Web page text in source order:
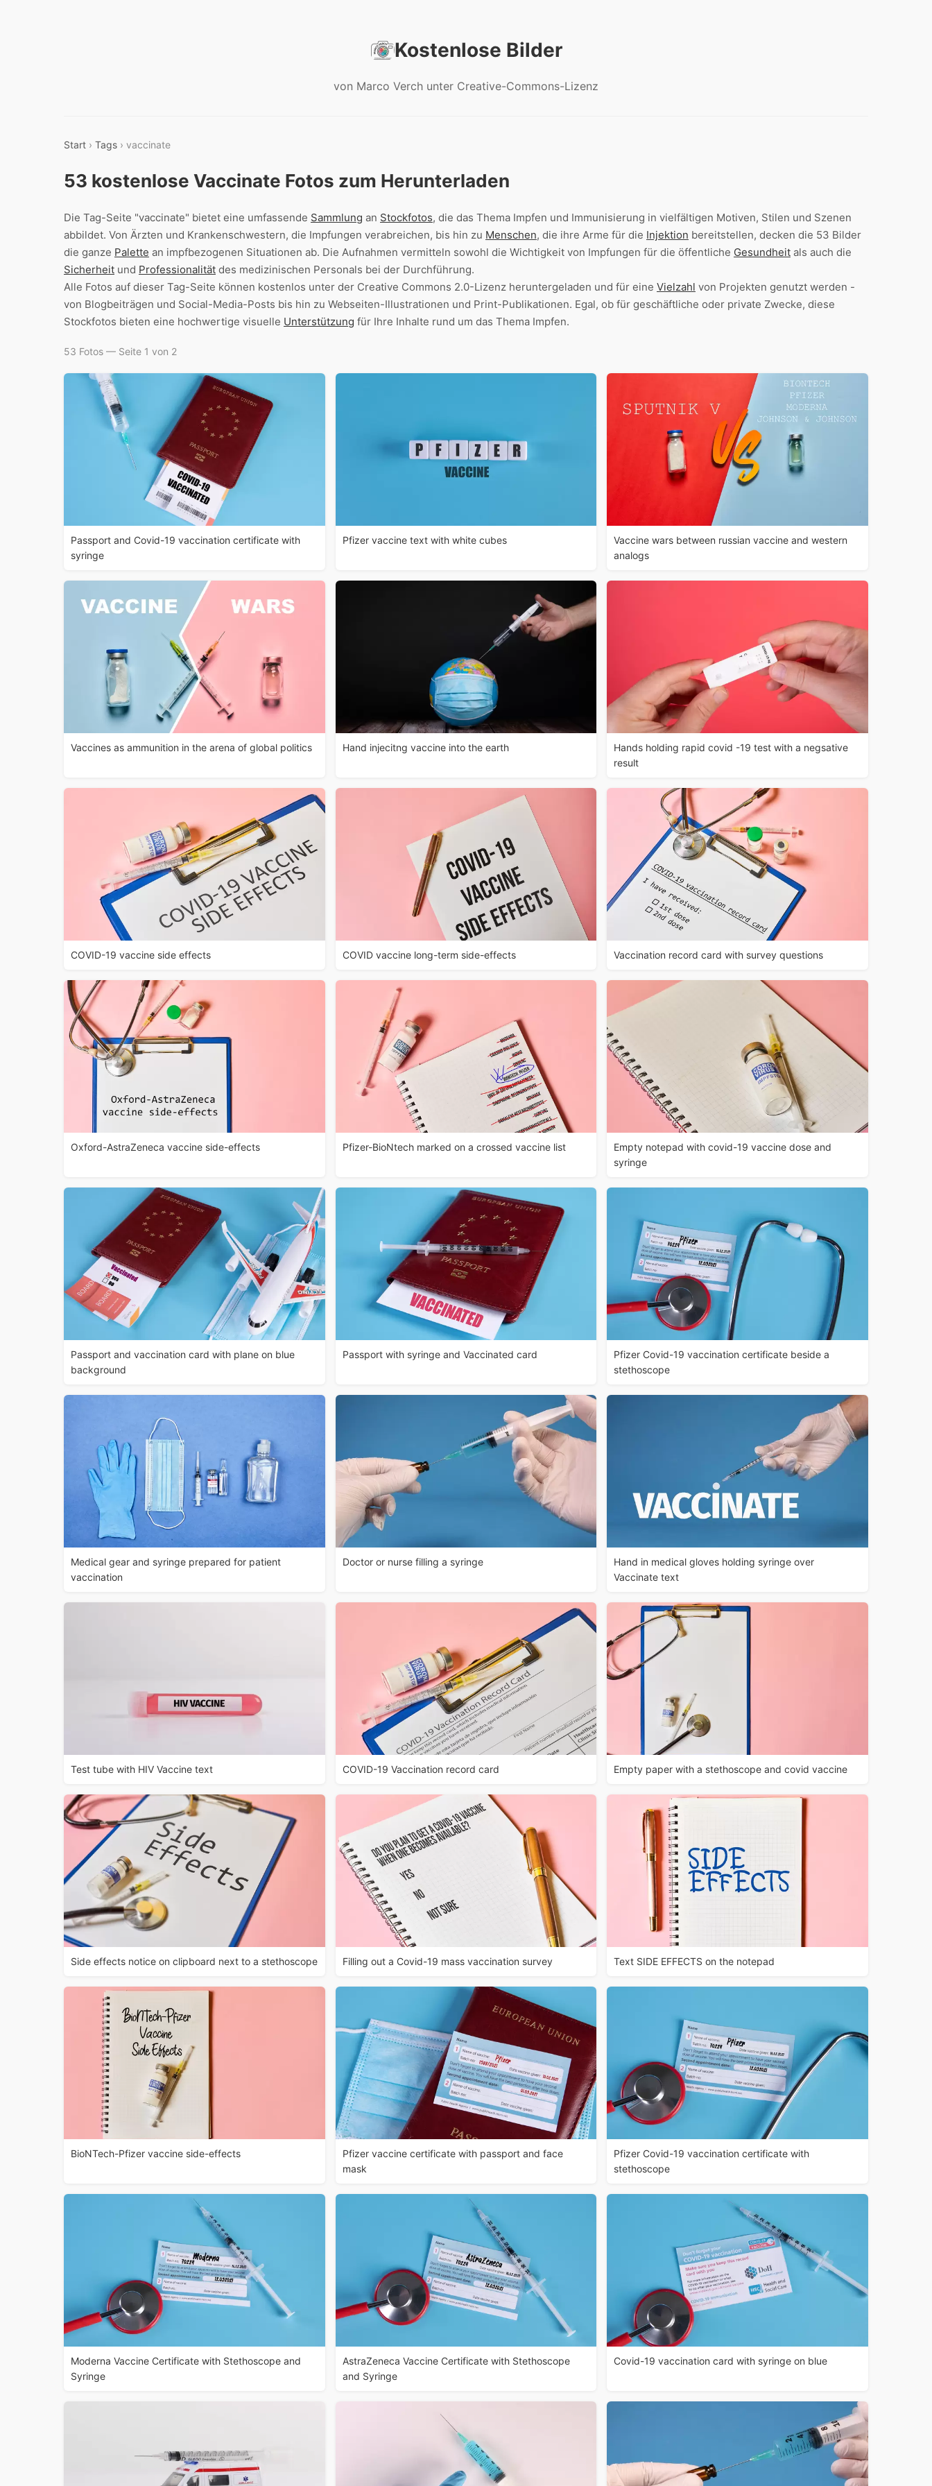
Kostenlose Bilder
von Marco Verch unter Creative-Commons-Lizenz
Start › Tags › vaccinate
53 kostenlose Vaccinate Fotos zum Herunterladen
Die Tag-Seite "vaccinate" bietet eine umfassende Sammlung an Stockfotos, die das Thema Impfen und Immunisierung in vielfältigen Motiven, Stilen und Szenen
abbildet. Von Ärzten und Krankenschwestern, die Impfungen verabreichen, bis hin zu Menschen, die ihre Arme für die Injektion bereitstellen, decken die 53 Bilder
die ganze Palette an impfbezogenen Situationen ab. Die Aufnahmen vermitteln sowohl die Wichtigkeit von Impfungen für die öffentliche Gesundheit als auch die
Sicherheit und Professionalität des medizinischen Personals bei der Durchführung.
Alle Fotos auf dieser Tag-Seite können kostenlos unter der Creative Commons 2.0-Lizenz heruntergeladen und für eine Vielzahl von Projekten genutzt werden -
von Blogbeiträgen und Social-Media-Posts bis hin zu Webseiten-Illustrationen und Print-Publikationen. Egal, ob für geschäftliche oder private Zwecke, diese
Stockfotos bieten eine hochwertige visuelle Unterstützung für Ihre Inhalte rund um das Thema Impfen.
53 Fotos — Seite 1 von 2
Passport and Covid-19 vaccination certificate with
syringe
Pfizer vaccine text with white cubes
Vaccine wars between russian vaccine and western
analogs
Vaccines as ammunition in the arena of global politics Hand injecitng vaccine into the earth
Hands holding rapid covid -19 test with a negsative
result
COVID-19 vaccine side effects COVID vaccine long-term side-effects Vaccination record card with survey questions
Oxford-AstraZeneca vaccine side-effects Pfizer-BioNtech marked on a crossed vaccine list
Empty notepad with covid-19 vaccine dose and
syringe
Passport and vaccination card with plane on blue
background
Passport with syringe and Vaccinated card
Pfizer Covid-19 vaccination certificate beside a
stethoscope
Medical gear and syringe prepared for patient
vaccination
Doctor or nurse filling a syringe
Hand in medical gloves holding syringe over
Vaccinate text
Test tube with HIV Vaccine text COVID-19 Vaccination record card Empty paper with a stethoscope and covid vaccine
Side effects notice on clipboard next to a stethoscope Filling out a Covid-19 mass vaccination survey Text SIDE EFFECTS on the notepad
BioNTech-Pfizer vaccine side-effects
Pfizer vaccine certificate with passport and face
mask
Pfizer Covid-19 vaccination certificate with
stethoscope
Moderna Vaccine Certificate with Stethoscope and
Syringe
AstraZeneca Vaccine Certificate with Stethoscope
and Syringe
Covid-19 vaccination card with syringe on blue